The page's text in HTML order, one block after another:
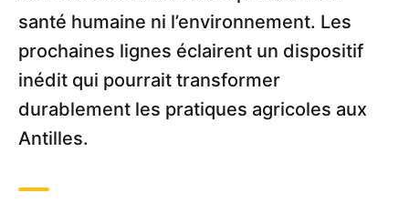
santé humaine ni l’environnement. Les
prochaines lignes éclairent un dispositif
inédit qui pourrait transformer
durablement les pratiques agricoles aux
Antilles.